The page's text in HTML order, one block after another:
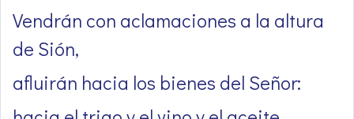
Vendrán con aclamaciones a la altura
de Sión,
afluirán hacia los bienes del Señor: